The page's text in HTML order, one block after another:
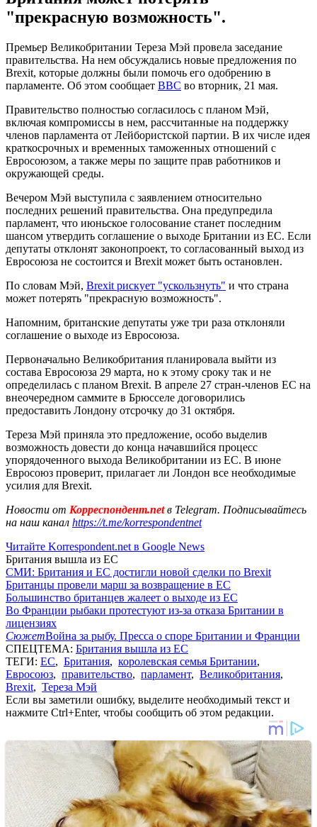
"прекрасную возможность".
Премьер Великобритании Тереза Мэй провела заседание
правительства. На нем обсуждались новые предложения по
Brexit, которые должны были помочь его одобрению в
парламенте. Об этом сообщает ВВС во вторник, 21 мая.
Правительство полностью согласилось с планом Мэй,
включая компромиссы в нем, рассчитанные на поддержку
членов парламента от Лейбористской партии. В их числе идея
краткосрочных и временных таможенных отношений с
Евросоюзом, а также меры по защите прав работников и
окружающей среды.
Вечером Мэй выступила с заявлением относительно
последних решений правительства. Она предупредила
парламент, что июньское голосование станет последним
шансом утвердить соглашение о выходе Британии из ЕС. Если
депутаты отклонят законопроект, то согласованный выход из
Евросоюза не состоится и Brexit может быть остановлен.
По словам Мэй, Brexit рискует "ускользнуть" и что страна
может потерять "прекрасную возможность".
Напомним, британские депутаты уже три раза отклоняли
соглашение о выходе из Евросоюза.
Первоначально Великобритания планировала выйти из
состава Евросоюза 29 марта, но к этому сроку так и не
определилась с планом Brexit. В апреле 27 стран-членов ЕС на
внеочередном саммите в Брюсселе договорились
предоставить Лондону отсрочку до 31 октября.
Тереза Мэй приняла это предложение, особо выделив
возможность довести до конца начавшийся процесс
упорядоченного выхода Великобритании из ЕС. В июне
Евросоюз проверит, прилагает ли Лондон все необходимые
усилия для Brexit.
Новости от Корреспондент.netв Telegram. Подписывайтесь
на наш канал https://t.me/korrespondentnet
Читайте Korrespondent.net в Google News
Британия вышла из ЕС
СМИ: Британия и ЕС достигли новой сделки по Brexit
Британцы провели марш за возвращение в ЕС
Большинство британцев жалеет о выходе из ЕС
Во Франции рыбаки протестуют из-за отказа Британии в
лицензиях
СюжетВойна за рыбу. Пресса о споре Британии и Франции
СПЕЦТЕМА: Британия вышла из ЕС
ТЕГИ: ЕС, Британия, королевская семья Британии,
Евросоюз, правительство, парламент, Великобритания,
Brexit, Тереза Мэй
Если вы заметили ошибку, выделите необходимый текст и
нажмите Ctrl+Enter, чтобы сообщить об этом редакции.